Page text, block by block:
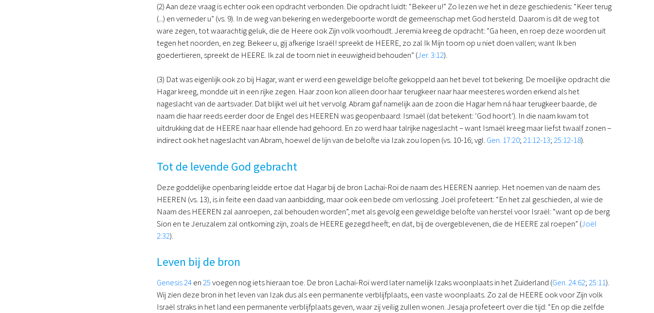
(2) Aan deze vraag is echter ook een opdracht verbonden. Die opdracht luidt: “Bekeer u!” Zo lezen we het in deze geschiedenis: “Keer terug
(...) en verneder u” (vs. 9). In de weg van bekering en wedergeboorte wordt de gemeenschap met God hersteld. Daarom is dit de weg tot
ware zegen, tot waarachtig geluk, die de Heere ook Zijn volk voorhoudt. Jeremia kreeg de opdracht: “Ga heen, en roep deze woorden uit
tegen het noorden, en zeg: Bekeer u, gij afkerige Israël! spreekt de HEERE, zo zal Ik Mijn toorn op u niet doen vallen; want Ik ben
goedertieren, spreekt de HEERE. Ik zal de toorn niet in eeuwigheid behouden” (Jer. 3:12).
(3) Dat was eigenlijk ook zo bij Hagar, want er werd een geweldige belofte gekoppeld aan het bevel tot bekering. De moeilijke opdracht die
Hagar kreeg, mondde uit in een rijke zegen. Haar zoon kon alleen door haar terugkeer naar haar meesteres worden erkend als het
nageslacht van de aartsvader. Dat blijkt wel uit het vervolg. Abram gaf namelijk aan de zoon die Hagar hem ná haar terugkeer baarde, de
naam die haar reeds eerder door de Engel des HEEREN was geopenbaard: Ismaël (dat betekent: ‘God hoort’). In die naam kwam tot
uitdrukking dat de HEERE naar haar ellende had gehoord. En zo werd haar talrijke nageslacht – want Ismaël kreeg maar liefst twaalf zonen –
indirect ook het nageslacht van Abram, hoewel de lijn van de belofte via Izak zou lopen (vs. 10-16; vgl. Gen. 17:20;21:12-13;25:12-18).
Tot de levende God gebracht
Deze goddelijke openbaring leidde ertoe dat Hagar bij de bron Lachai-Roï de naam des HEEREN aanriep. Het noemen van de naam des
HEEREN (vs. 13), is in feite een daad van aanbidding, maar ook een bede om verlossing. Joël profeteert: “En het zal geschieden, al wie de
Naam des HEEREN zal aanroepen, zal behouden worden”, met als gevolg een geweldige belofte van herstel voor Israël: “want op de berg
Sion en te Jeruzalem zal ontkoming zijn, zoals de HEERE gezegd heeft; en dat, bij de overgeblevenen, die de HEERE zal roepen” (Joël
2:32).
Leven bij de bron
Genesis 24en25voegen nog iets hieraan toe. De bron Lachai-Roï werd later namelijk Izaks woonplaats in het Zuiderland (Gen. 24:62;25:11).
Wij zien deze bron in het leven van Izak dus als een permanente verblijfplaats, een vaste woonplaats. Zo zal de HEERE ook voor Zijn volk
Israël straks in het land een permanente verblijfplaats geven, waar zij veilig zullen wonen. Jesaja profeteert over die tijd: “En op die zelfde